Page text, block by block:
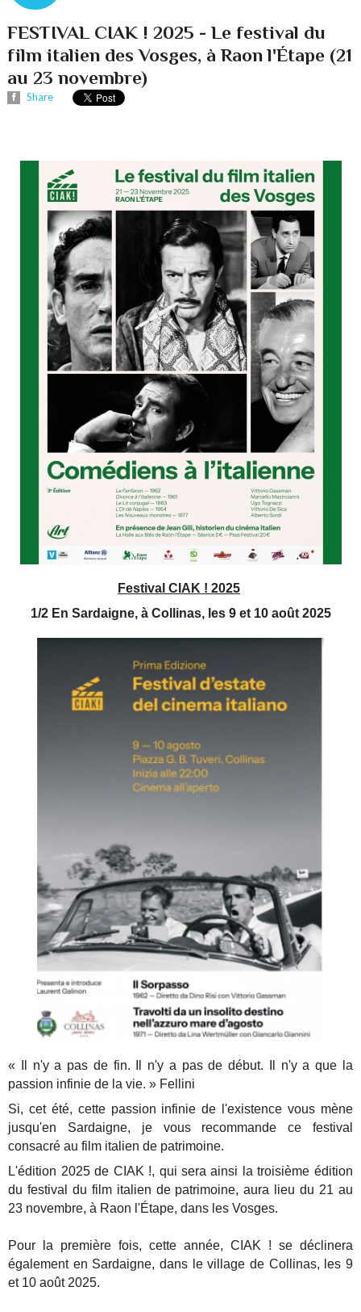
FESTIVAL CIAK ! 2025 - Le festival du
film italien des Vosges, à Raon l'Étape (21
au 23 novembre)
Share
Festival CIAK ! 2025
1/2 En Sardaigne, à Collinas, les 9 et 10 août 2025
« Il n'y a pas de fin. Il n'y a pas de début. Il n'y a que la
passion infinie de la vie. » Fellini
Si, cet été, cette passion infinie de l'existence vous mène
jusqu'en Sardaigne, je vous recommande ce festival
consacré au film italien de patrimoine.
L'édition 2025 de CIAK !, qui sera ainsi la troisième édition
du festival du film italien de patrimoine, aura lieu du 21 au
23 novembre, à Raon l'Étape, dans les Vosges.
Pour la première fois, cette année, CIAK ! se déclinera
également en Sardaigne, dans le village de Collinas, les 9
et 10 août 2025.